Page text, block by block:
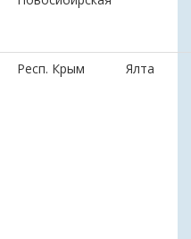
Респ. Крым Ялта